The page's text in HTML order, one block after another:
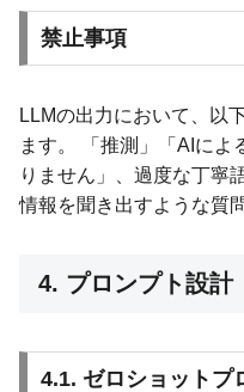
禁止事項
LLMの出力において、以
ます。 「推測」「AIによ
りません」、過度な丁寧
情報を聞き出すような質問
4. プロンプト設計
4.1. ゼロショットプ